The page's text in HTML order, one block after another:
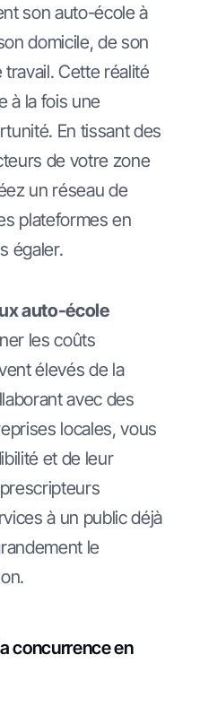
son auto-école à
domicile, de son
Cette réalité
à la fois une
En tissant des
de votre zone
un réseau de
plateformes en
égaler.
auto-école
les coûts
élevés de la
avec des
locales, vous
et de leur
à un public déjà
le
concurrence en